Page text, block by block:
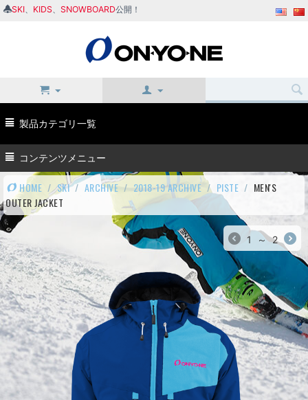
SKI KIDS SNOWBOARD公開！
製品カテゴリ一覧
コンテンツメニュー
HOME / SKI / ARCHIVE / 2018-19 ARCHIVE / PISTE / MEN'S
OUTER JACKET
1 ～ 2